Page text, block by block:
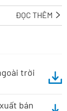
ĐỌC THÊM 
trời
bán